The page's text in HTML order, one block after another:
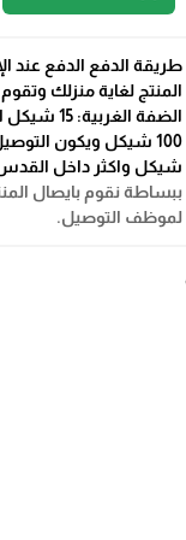
طريقة الدفع الدفع عند
المنتج لغاية منزلك
الضفة
شيكل واكثر داخل القدس: 25 مناطق 48: 60
ببساطة نقوم بايصال
لموظف التوصيل.